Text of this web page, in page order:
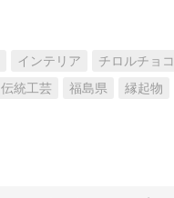
インテリア チロルチョコ
伝統工芸 福島県 縁起物